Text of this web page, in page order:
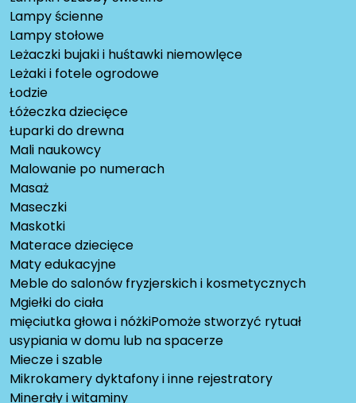
Lampy ścienne
Lampy stołowe
Leżaczki bujaki i huśtawki niemowlęce
Leżaki i fotele ogrodowe
Łodzie
Łóżeczka dziecięce
Łuparki do drewna
Mali naukowcy
Malowanie po numerach
Masaż
Maseczki
Maskotki
Materace dziecięce
Maty edukacyjne
Meble do salonów fryzjerskich i kosmetycznych
Mgiełki do ciała
mięciutka głowa i nóżkiPomoże stworzyć rytuał
usypiania w domu lub na spacerze
Miecze i szable
Mikrokamery dyktafony i inne rejestratory
Minerały i witaminy